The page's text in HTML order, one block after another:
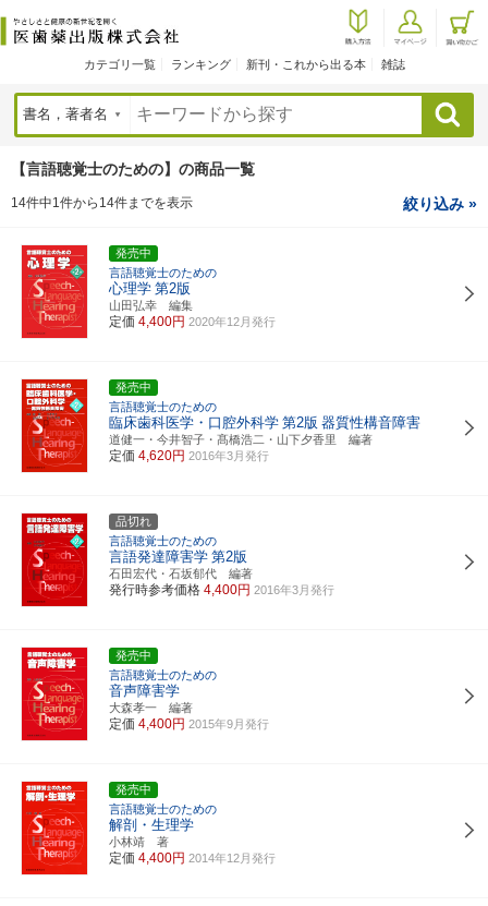
カテゴリ一覧 ランキング 新刊・これから出る本 雑誌
検索
【言語聴覚士のための】の商品一覧
14件中1件から14件までを表示 絞り込み »
発売中
言語聴覚士のための
心理学 第2版
山田弘幸 編集
定価 4,400円 2020年12月発行
発売中
言語聴覚士のための
臨床歯科医学・口腔外科学 第2版 器質性構音障害
道健一・今井智子・髙橋浩二・山下夕香里 編著
定価 4,620円 2016年3月発行
品切れ
言語聴覚士のための
言語発達障害学 第2版
石田宏代・石坂郁代 編著
発行時参考価格 4,400円 2016年3月発行
発売中
言語聴覚士のための
音声障害学
大森孝一 編著
定価 4,400円 2015年9月発行
発売中
言語聴覚士のための
解剖・生理学
小林靖 著
定価 4,400円 2014年12月発行